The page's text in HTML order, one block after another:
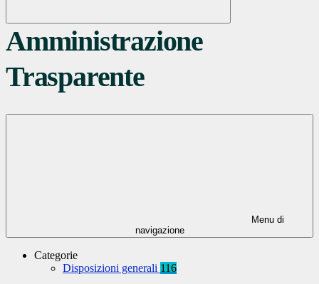
Amministrazione
Trasparente
Menu di
navigazione
Categorie
Disposizioni generali 116